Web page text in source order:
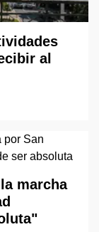
al
marcha